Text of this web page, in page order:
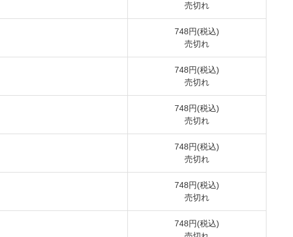
売切れ
748円(税込)
売切れ
748円(税込)
売切れ
748円(税込)
売切れ
748円(税込)
売切れ
748円(税込)
売切れ
748円(税込)